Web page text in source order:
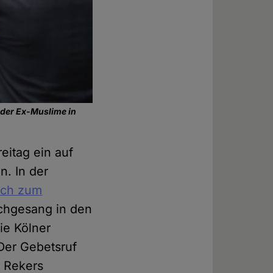
Ex-Muslime in
ein auf
In der
zum
in den
Kölner
Gebetsruf